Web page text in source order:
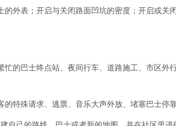
外表；开启与关闭路面凹坑的密度；开启或关
的巴士终点站、夜间行车、道路施工、市区外
特殊请求、逃票、音乐大声外放、堵塞巴士停